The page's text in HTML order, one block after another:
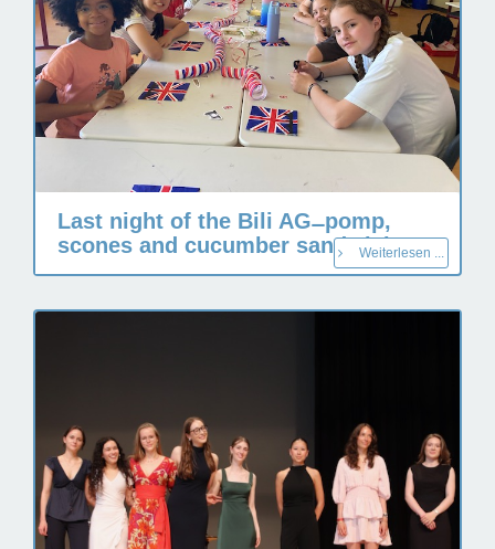
Last night of the Bili AG ̶ pomp,
scones and cucumber sandwiches
Weiterlesen ...